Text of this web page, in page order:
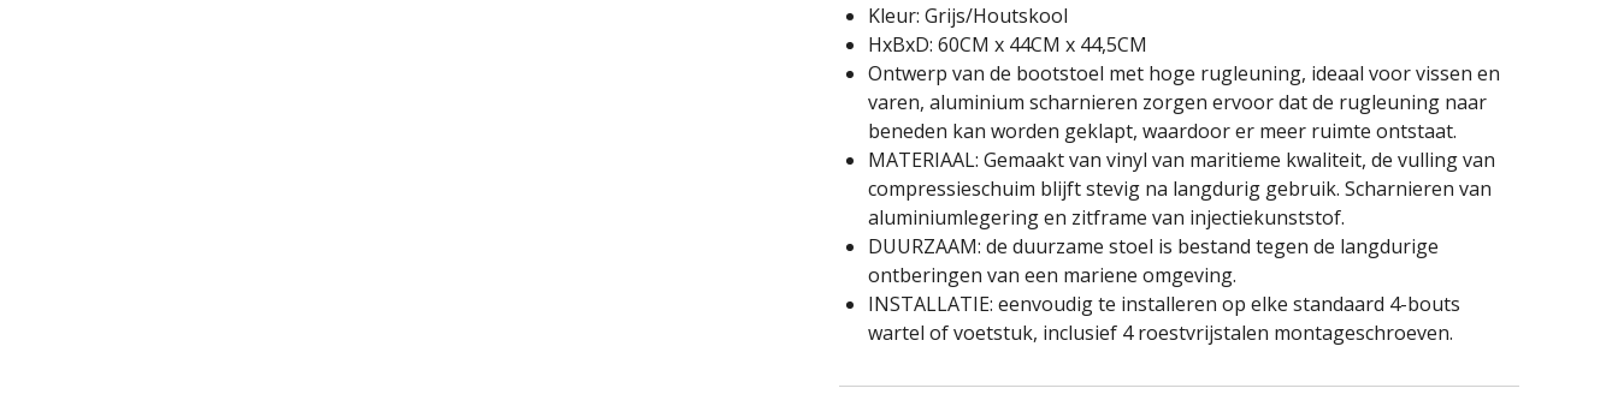
Kleur: Grijs/Houtskool
HxBxD: 60CM x 44CM x 44,5CM
Ontwerp van de bootstoel met hoge rugleuning, ideaal voor vissen en
varen, aluminium scharnieren zorgen ervoor dat de rugleuning naar
beneden kan worden geklapt, waardoor er meer ruimte ontstaat.
MATERIAAL: Gemaakt van vinyl van maritieme kwaliteit, de vulling van
compressieschuim blijft stevig na langdurig gebruik. Scharnieren van
aluminiumlegering en zitframe van injectiekunststof.
DUURZAAM: de duurzame stoel is bestand tegen de langdurige
ontberingen van een mariene omgeving.
INSTALLATIE: eenvoudig te installeren op elke standaard 4-bouts
wartel of voetstuk, inclusief 4 roestvrijstalen montageschroeven.